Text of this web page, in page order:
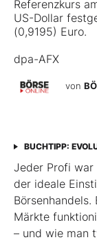
Referenzkurs
US-Dollar
(0,9195) Euro.
dpa-AFX
von
BUCHTIPP:
Jeder Profi war
der ideale
Märkte
– und wie man